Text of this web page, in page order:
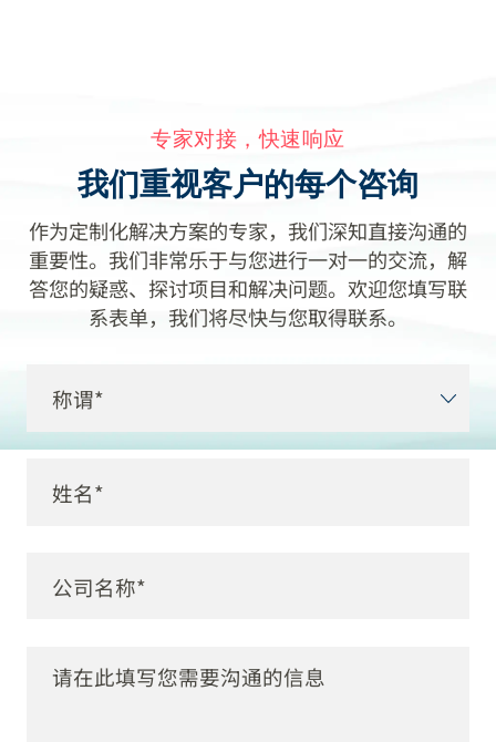
专家对接，快速响应
我们重视客户的每个咨询
作为定制化解决方案的专家，我们深知直接沟通的
重要性。我们非常乐于与您进行一对一的交流，解
答您的疑惑、探讨项目和解决问题。欢迎您填写联
系表单，我们将尽快与您取得联系。